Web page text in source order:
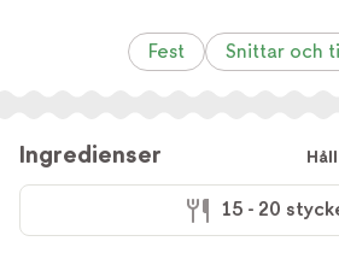
Fest Snittar och
Ingredienser
15 - 20